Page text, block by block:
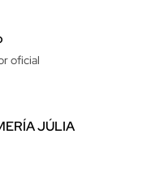
oficial
JÚLIA